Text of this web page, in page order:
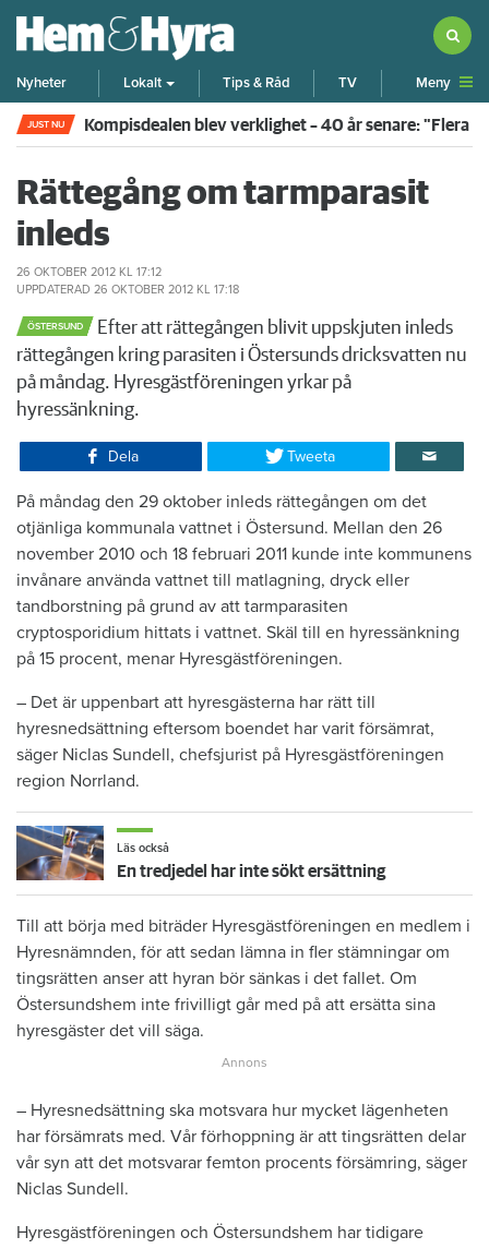
Nyheter Lokalt Tips & Råd TV Meny
JUST NU Kompisdealen blev verklighet – 40 år senare: "Flera
Rättegång om tarmparasit
inleds
26 OKTOBER 2012 KL 17:12
UPPDATERAD 26 OKTOBER 2012 KL 17:18
ÖSTERSUND
Efter att rättegången blivit uppskjuten inleds
rättegången kring parasiten i Östersunds dricksvatten nu
på måndag. Hyresgästföreningen yrkar på
hyressänkning.
Dela Tweeta
På måndag den 29 oktober inleds rättegången om det
otjänliga kommunala vattnet i Östersund. Mellan den 26
november 2010 och 18 februari 2011 kunde inte kommunens
invånare använda vattnet till matlagning, dryck eller
tandborstning på grund av att tarmparasiten
cryptosporidium hittats i vattnet. Skäl till en hyressänkning
på 15 procent, menar Hyresgästföreningen.
– Det är uppenbart att hyresgästerna har rätt till
hyresnedsättning eftersom boendet har varit försämrat,
säger Niclas Sundell, chefsjurist på Hyresgästföreningen
region Norrland.
Läs också
En tredjedel har inte sökt ersättning
Till att börja med biträder Hyresgästföreningen en medlem i
Hyresnämnden, för att sedan lämna in fler stämningar om
tingsrätten anser att hyran bör sänkas i det fallet. Om
Östersundshem inte frivilligt går med på att ersätta sina
hyresgäster det vill säga.
– Hyresnedsättning ska motsvara hur mycket lägenheten
har försämrats med. Vår förhoppning är att tingsrätten delar
vår syn att det motsvarar femton procents försämring, säger
Niclas Sundell.
Hyresgästföreningen och Östersundshem har tidigare